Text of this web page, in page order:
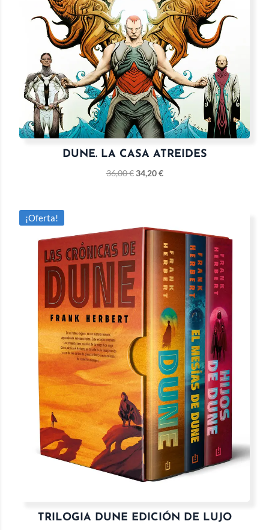
DUNE. LA CASA ATREIDES
36,00€ 34,20€
¡Oferta!
TRILOGIA DUNE EDICIÓN DE LUJO